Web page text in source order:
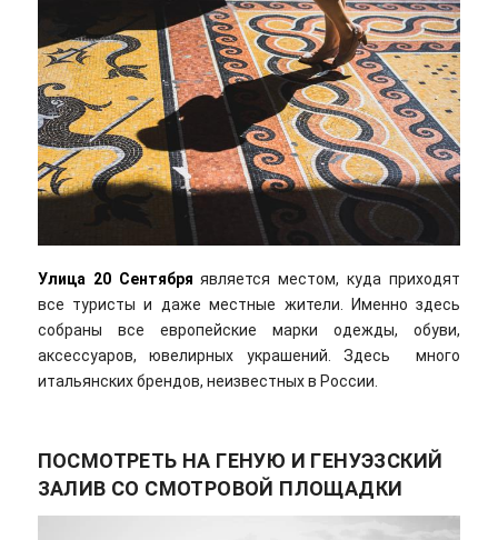
Улица 20 Сентября является местом, куда приходят
все туристы и даже местные жители. Именно здесь
собраны все европейские марки одежды, обуви,
аксессуаров, ювелирных украшений. Здесь много
итальянских брендов, неизвестных в России.
ПОСМОТРЕТЬ НА ГЕНУЮ И ГЕНУЭЗСКИЙ
ЗАЛИВ СО СМОТРОВОЙ ПЛОЩАДКИ